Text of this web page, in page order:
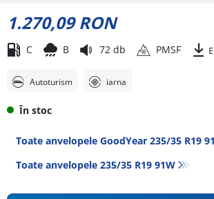
1.270,09 RON
C B 72 db PMSF
Autoturism iarna
În stoc
Toate anvelopele GoodYear 235/35 R19
Toate anvelopele‎ 235/35 R19 91W